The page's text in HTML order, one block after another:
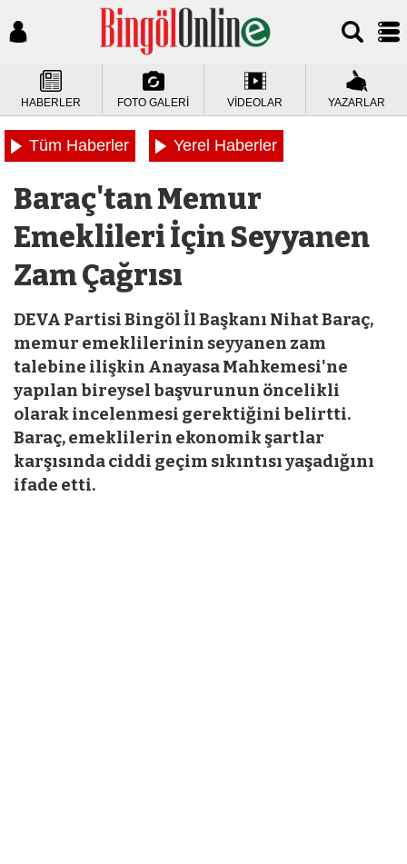
HABERLER FOTO GALERİ VİDEOLAR YAZARLAR
Tüm Haberler Yerel Haberler
Baraç'tan Memur
Emeklileri İçin Seyyanen
Zam Çağrısı
DEVA Partisi Bingöl İl Başkanı Nihat Baraç,
memur emeklilerinin seyyanen zam
talebine ilişkin Anayasa Mahkemesi'ne
yapılan bireysel başvurunun öncelikli
olarak incelenmesi gerektiğini belirtti.
Baraç, emeklilerin ekonomik şartlar
karşısında ciddi geçim sıkıntısı yaşadığını
ifade etti.